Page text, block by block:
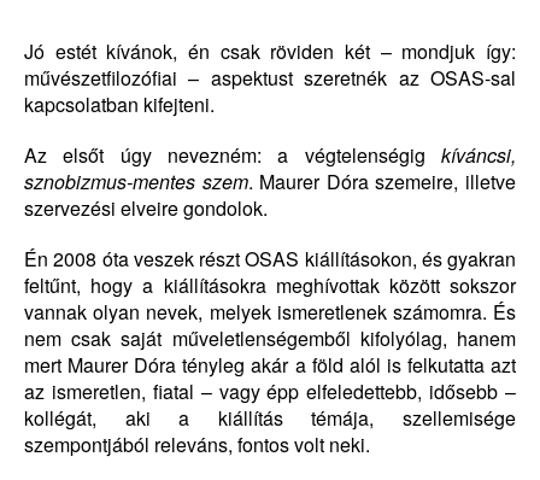
Jó estét kívánok, én csak röviden két – mondjuk így:
művészetfilozófiai – aspektust szeretnék az OSAS-sal
kapcsolatban kifejteni.
Az elsőt úgy nevezném: a végtelenségig kíváncsi,
sznobizmus-mentes szem. Maurer Dóra szemeire, illetve
szervezési elveire gondolok.
Én 2008 óta veszek részt OSAS kiállításokon, és gyakran
feltűnt, hogy a kiállításokra meghívottak között sokszor
vannak olyan nevek, melyek ismeretlenek számomra. És
nem csak saját műveletlenségemből kifolyólag, hanem
mert Maurer Dóra tényleg akár a föld alól is felkutatta azt
az ismeretlen, fiatal – vagy épp elfeledettebb, idősebb –
kollégát, aki a kiállítás témája, szellemisége
szempontjából releváns, fontos volt neki.